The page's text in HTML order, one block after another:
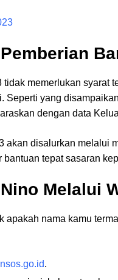
memerlukan syarat
Seperti yang
dengan data
akan disalurkan melalui
tepat sasaran
Melalui
apakah nama kamu
.